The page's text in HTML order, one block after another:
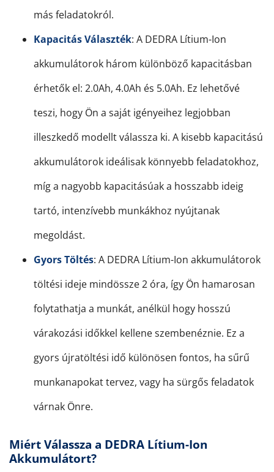
más feladatokról.
Kapacitás Választék: A DEDRA Lítium-Ion
akkumulátorok három különböző kapacitásban
érhetők el: 2.0Ah, 4.0Ah és 5.0Ah. Ez lehetővé
teszi, hogy Ön a saját igényeihez legjobban
illeszkedő modellt válassza ki. A kisebb kapacitású
akkumulátorok ideálisak könnyebb feladatokhoz,
míg a nagyobb kapacitásúak a hosszabb ideig
tartó, intenzívebb munkákhoz nyújtanak
megoldást.
Gyors Töltés: A DEDRA Lítium-Ion akkumulátorok
töltési ideje mindössze 2 óra, így Ön hamarosan
folytathatja a munkát, anélkül hogy hosszú
várakozási időkkel kellene szembenéznie. Ez a
gyors újratöltési idő különösen fontos, ha sűrű
munkanapokat tervez, vagy ha sürgős feladatok
várnak Önre.
Miért Válassza a DEDRA Lítium-Ion
Akkumulátort?